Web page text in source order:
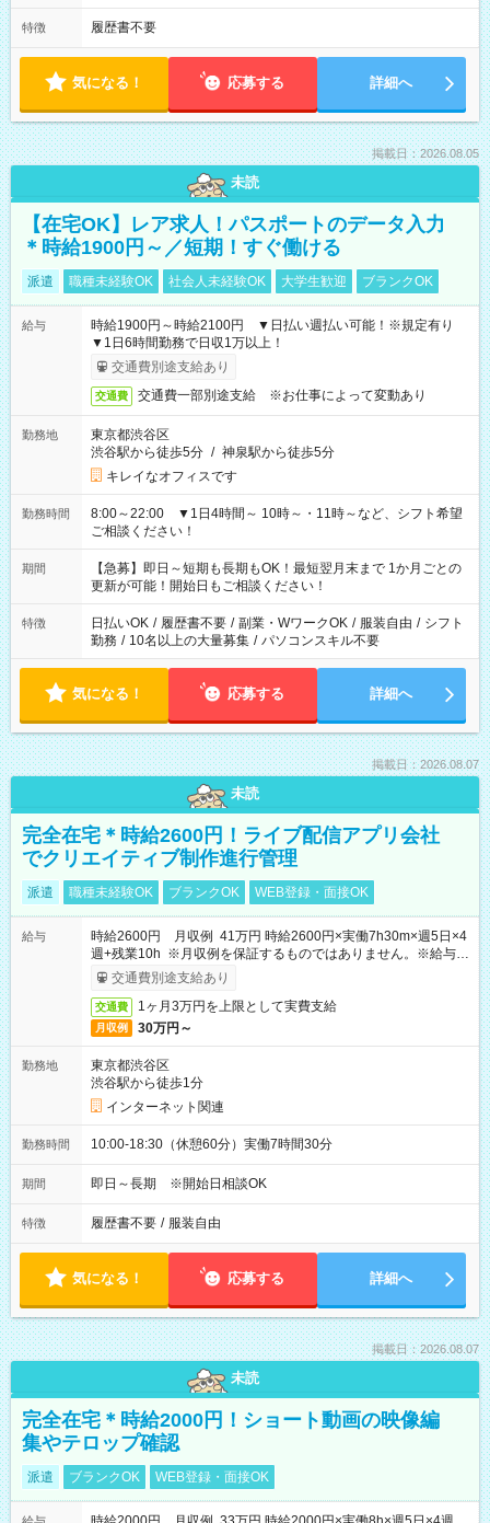
特徴 履歴書不要
気になる！ 応募する 詳細へ
掲載日：2026.08.05
未読
【在宅OK】レア求人！パスポートのデータ入力
＊時給1900円～／短期！すぐ働ける
派遣 職種未経験OK 社会人未経験OK 大学生歓迎 ブランクOK
給与
時給1900円～時給2100円 ▼日払い週払い可能！※規定有り
▼1日6時間勤務で日収1万以上！
交通費別途支給あり
交通費 交通費一部別途支給 ※お仕事によって変動あり
勤務地
東京都渋谷区
渋谷駅から徒歩5分 / 神泉駅から徒歩5分
キレイなオフィスです
勤務時間
8:00～22:00 ▼1日4時間～ 10時～・11時～など、シフト希望
ご相談ください！
期間
【急募】即日～短期も長期もOK！最短翌月末まで 1か月ごとの
更新が可能！開始日もご相談ください！
特徴 日払いOK / 履歴書不要 / 副業・WワークOK / 服装自由 / シフト
勤務 / 10名以上の大量募集 / パソコンスキル不要
気になる！ 応募する 詳細へ
掲載日：2026.08.07
未読
完全在宅＊時給2600円！ライブ配信アプリ会社
でクリエイティブ制作進行管理
派遣 職種未経験OK ブランクOK WEB登録・面接OK
給与
時給2600円 月収例 41万円 時給2600円×実働7h30m×週5日×4
週+残業10h ※月収例を保証するものではありません。※給与即
受取りサービス利用可（利用条件有）
交通費別途支給あり
交通費 1ヶ月3万円を上限として実費支給
月収例 30万円～
勤務地
東京都渋谷区
渋谷駅から徒歩1分
インターネット関連
勤務時間 10:00-18:30（休憩60分）実働7時間30分
期間 即日～長期 ※開始日相談OK
特徴 履歴書不要 / 服装自由
気になる！ 応募する 詳細へ
掲載日：2026.08.07
未読
完全在宅＊時給2000円！ショート動画の映像編
集やテロップ確認
派遣 ブランクOK WEB登録・面接OK